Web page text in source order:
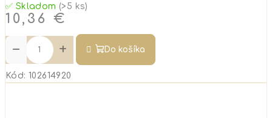
✅ Skladom (>5 ks)
10,36 €
+
− Do košíka
Kód: 102614920